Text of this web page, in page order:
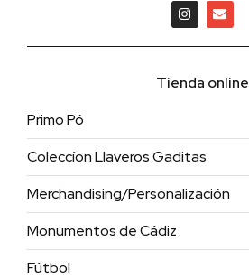
Tienda online
Primo Pó
Coleccíon Llaveros Gaditas
Merchandising/Personalización
Monumentos de Cádiz
Fútbol